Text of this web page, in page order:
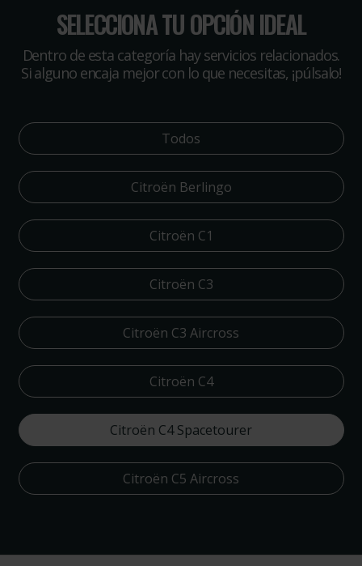
SELECCIONA TU OPCIÓN IDEAL
Dentro de esta categoría hay servicios relacionados.
Si alguno encaja mejor con lo que necesitas, ¡púlsalo!
Todos
Citroën Berlingo
Citroën C1
Citroën C3
Citroën C3 Aircross
Citroën C4
Citroën C4 Spacetourer
Citroën C5 Aircross